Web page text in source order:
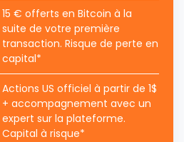
15 € offerts en Bitcoin à la
suite de votre première
transaction. Risque de perte en
capital*
Actions US officiel à partir de 1$
+ accompagnement avec un
expert sur la plateforme.
Capital à risque*